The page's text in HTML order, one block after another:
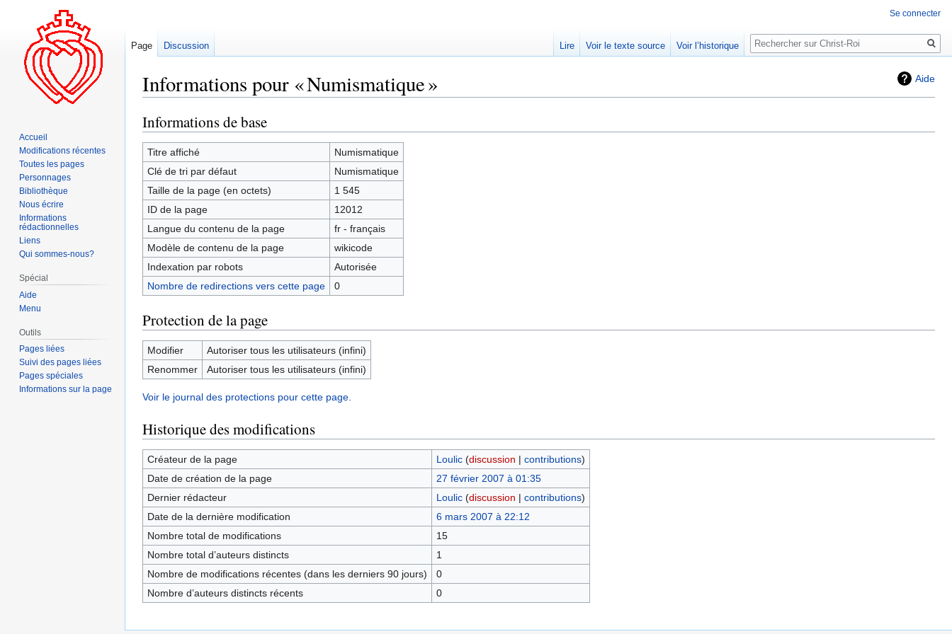
Aide
Informations pour « Numismatique »
Aller
à
la
navigation
Aller
à
la
recherche
Informations de base
Titre affiché
Numismatique
Clé de tri par défaut
Numismatique
Taille de la page (en octets)
1 545
ID de la page
12012
Langue du contenu de la page
fr - français
Modèle de contenu de la page
wikicode
Indexation par robots
Autorisée
Nombre de redirections vers cette page
0
Protection de la page
Modifier
Autoriser tous les utilisateurs (infini)
Renommer
Autoriser tous les utilisateurs (infini)
Voir le journal des protections pour cette page.
Historique des modifications
Créateur de la page Loulic (discussion | contributions)
Date de création de la page
27 février 2007 à 01:35
Dernier rédacteur
Loulic (discussion | contributions)
Date de la dernière modification
6 mars 2007 à 22:12
Nombre total de modifications
15
Nombre total d’auteurs distincts
1
Nombre de modifications récentes (dans les derniers 90 jours)
0
Nombre d’auteurs distincts récents
0
Se connecter
Page Discussion Lire Voir le texte source Voir l’historique
Rechercher
Accueil
Modifications récentes
Toutes les pages
Personnages
Bibliothèque
Nous écrire
Informations
rédactionnelles
Liens
Qui sommes-nous?
Spécial
Aide
Menu
Outils
Pages liées
Suivi des pages liées
Pages spéciales
Informations sur la page